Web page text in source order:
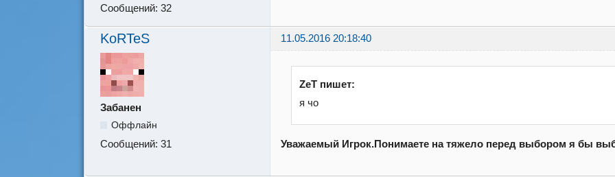
Сообщений: 32
KoRTeS 11.05.2016 20:18:40
Забанен
Оффлайн
Сообщений: 31
ZeT пишет:
я чо
Уважаемый Игрок.Понимаете на тяжело перед выбором я бы